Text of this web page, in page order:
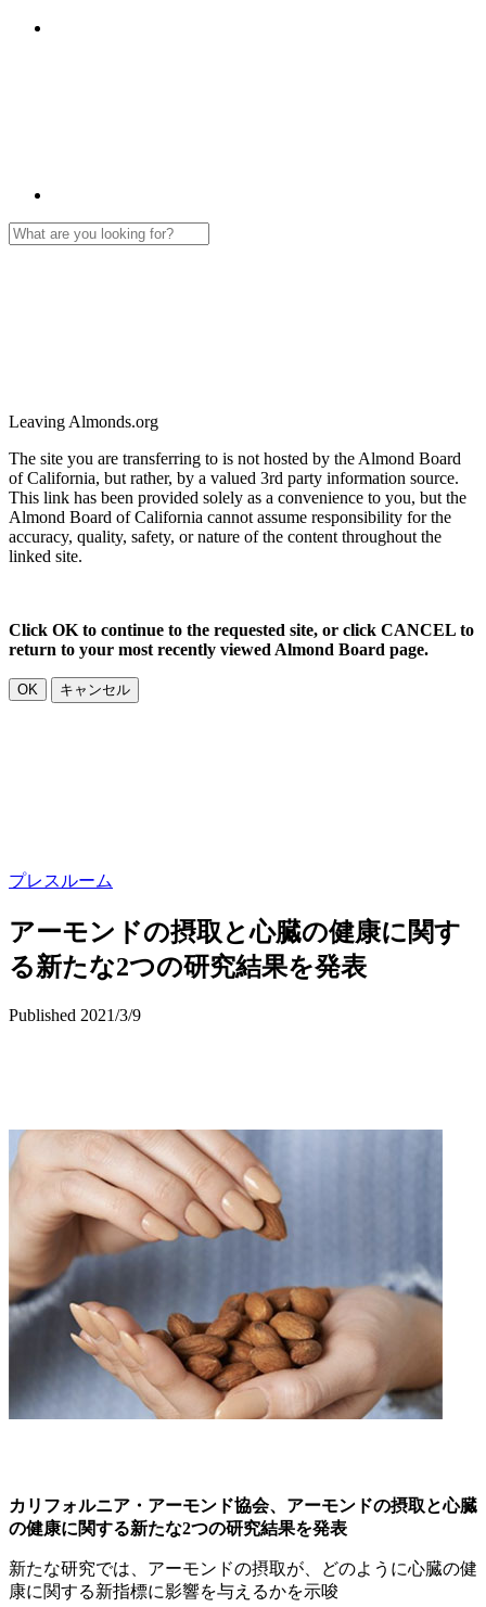
Leaving Almonds.org
The site you are transferring to is not hosted by the Almond Board
of California, but rather, by a valued 3rd party information source.
This link has been provided solely as a convenience to you, but the
Almond Board of California cannot assume responsibility for the
accuracy, quality, safety, or nature of the content throughout the
linked site.
Click OK to continue to the requested site, or click CANCEL to
return to your most recently viewed Almond Board page.
OK キャンセル
プレスルーム
アーモンドの摂取と心臓の健康に関す
る新たな2つの研究結果を発表
Published 2021/3/9
カリフォルニア・アーモンド協会、アーモンドの摂取と心臓
の健康に関する新たな2つの研究結果を発表
新たな研究では、アーモンドの摂取が、どのように心臓の健
康に関する新指標に影響を与えるかを示唆